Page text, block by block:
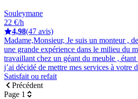
Souleymane
22 €/h
4,98(47 avis)
Madame,Monsieur, Je suis un monteur ,
une grande expérience dans le milieu du
travaillant chez un géant du meuble ,
j’ai décidé de mettre mes services à votre
Satisfait ou refait
Précédent
Page 1